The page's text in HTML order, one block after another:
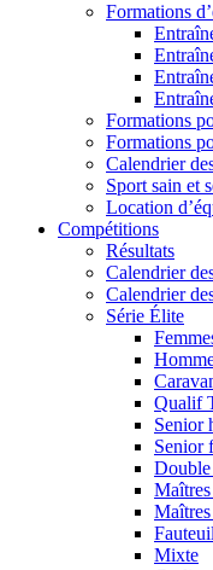
Formations
Formations
Formations
Calendrier
Sport sain et
Location
Compétitions
Résultats
Calendrier
Calendrier
Série Élite
Qualif
Senior
Senior
Mixte